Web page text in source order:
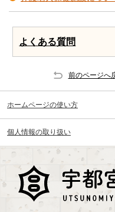
よくある質問
前のページへ
ホームページの使い方
個人情報の取り扱い